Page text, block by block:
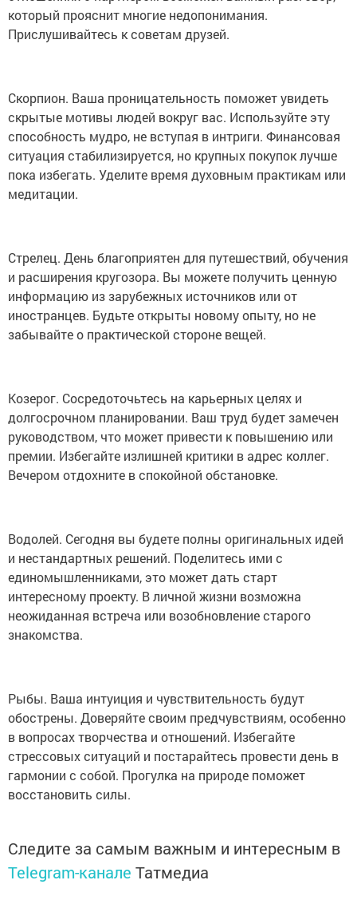
который прояснит многие недопонимания.
Прислушивайтесь к советам друзей.
Скорпион. Ваша проницательность поможет увидеть
скрытые мотивы людей вокруг вас. Используйте эту
способность мудро, не вступая в интриги. Финансовая
ситуация стабилизируется, но крупных покупок лучше
пока избегать. Уделите время духовным практикам или
медитации.
Стрелец. День благоприятен для путешествий, обучения
и расширения кругозора. Вы можете получить ценную
информацию из зарубежных источников или от
иностранцев. Будьте открыты новому опыту, но не
забывайте о практической стороне вещей.
Козерог. Сосредоточьтесь на карьерных целях и
долгосрочном планировании. Ваш труд будет замечен
руководством, что может привести к повышению или
премии. Избегайте излишней критики в адрес коллег.
Вечером отдохните в спокойной обстановке.
Водолей. Сегодня вы будете полны оригинальных идей
и нестандартных решений. Поделитесь ими с
единомышленниками, это может дать старт
интересному проекту. В личной жизни возможна
неожиданная встреча или возобновление старого
знакомства.
Рыбы. Ваша интуиция и чувствительность будут
обострены. Доверяйте своим предчувствиям, особенно
в вопросах творчества и отношений. Избегайте
стрессовых ситуаций и постарайтесь провести день в
гармонии с собой. Прогулка на природе поможет
восстановить силы.
Следите за самым важным и интересным в
Telegram-канале Татмедиа